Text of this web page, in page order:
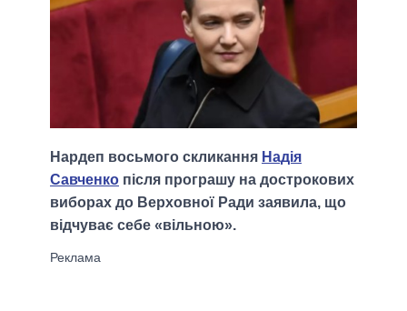
Нардеп восьмого скликання Надія
Савченко після програшу на дострокових
виборах до Верховної Ради заявила, що
відчуває себе «вільною».